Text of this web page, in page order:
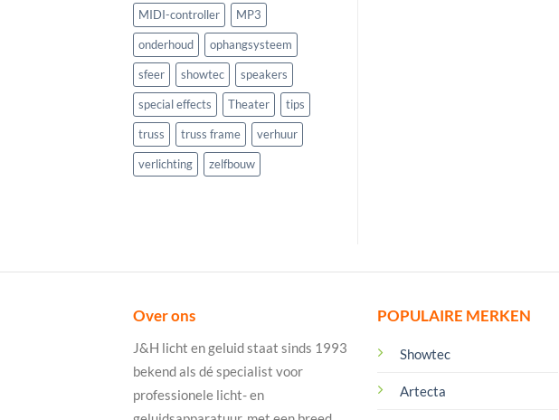
MIDI-controller MP3
onderhoud ophangsysteem
sfeer showtec speakers
special effects Theater tips
truss truss frame verhuur
verlichting zelfbouw
Over ons
J&H licht en geluid staat sinds 1993
bekend als dé specialist voor
professionele licht- en
POPULAIRE MERKEN
Showtec
Artecta